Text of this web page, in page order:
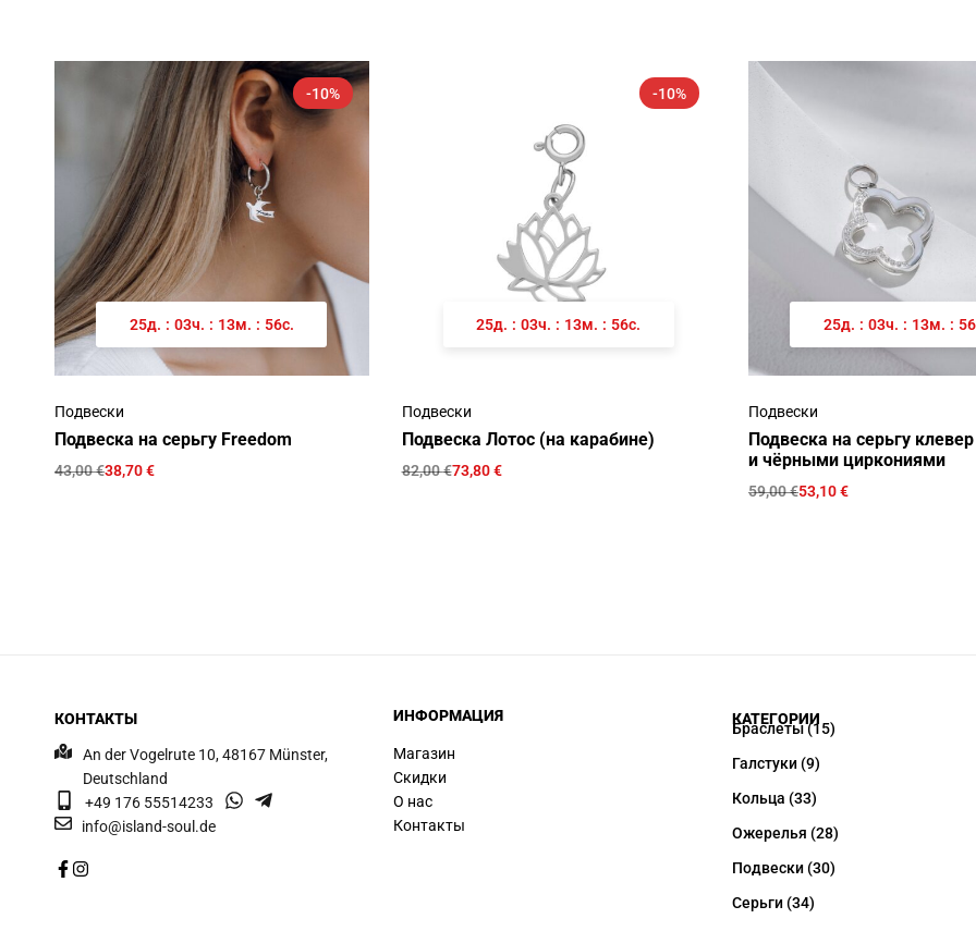
-10%
25д. : 03ч. : 13м. : 56с.
Подвески
Подвеска на серьгу Freedom
43,00€38,70€
-10%
25д. : 03ч. : 13м. : 56с.
Подвески
Подвеска Лотос (на карабине)
82,00€73,80€
25д. : 03ч. : 13м. : 56
Подвески
Подвеска на серьгу
и чёрными циркониями
59,00€53,10€
КОНТАКТЫ
An der Vogelrute 10, 48167 Münster,
Deutschland
+49 176 55514233
info@island-soul.de
ИНФОРМАЦИЯ
Магазин
Скидки
О нас
Контакты
КАТЕГОРИИ
Браслеты(15)
Галстуки (9)
Кольца (33)
Ожерелья (28)
Подвески (30)
Серьги (34)